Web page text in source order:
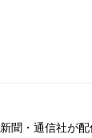
聞・通信社が